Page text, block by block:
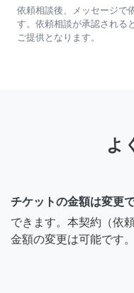
依頼相談後、メッセージで
す。依頼相談が承認される
ご提供となります。
よ
チケットの金額は変更
できます。本契約（依
金額の変更は可能です。